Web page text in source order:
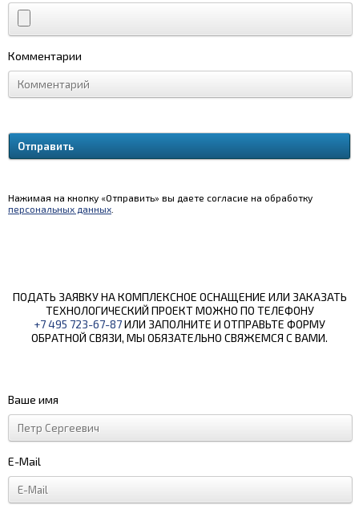
Комментарии
Нажимая на кнопку «Отправить» вы даете согласие на обработку
персональных данных
ПОДАТЬ ЗАЯВКУ НА КОМПЛЕКСНОЕ ОСНАЩЕНИЕ ИЛИ ЗАКАЗАТЬ
ТЕХНОЛОГИЧЕСКИЙ ПРОЕКТ МОЖНО ПО ТЕЛЕФОНУ
+7 495 723-67-87ИЛИ ЗАПОЛНИТЕ И ОТПРАВЬТЕ ФОРМУ
ОБРАТНОЙ СВЯЗИ, МЫ ОБЯЗАТЕЛЬНО СВЯЖЕМСЯ С ВАМИ.
Ваше имя
E-Mail